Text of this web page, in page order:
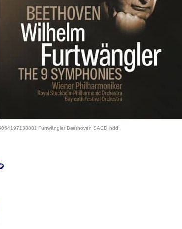
Furtwängler Beethoven SACD.indd